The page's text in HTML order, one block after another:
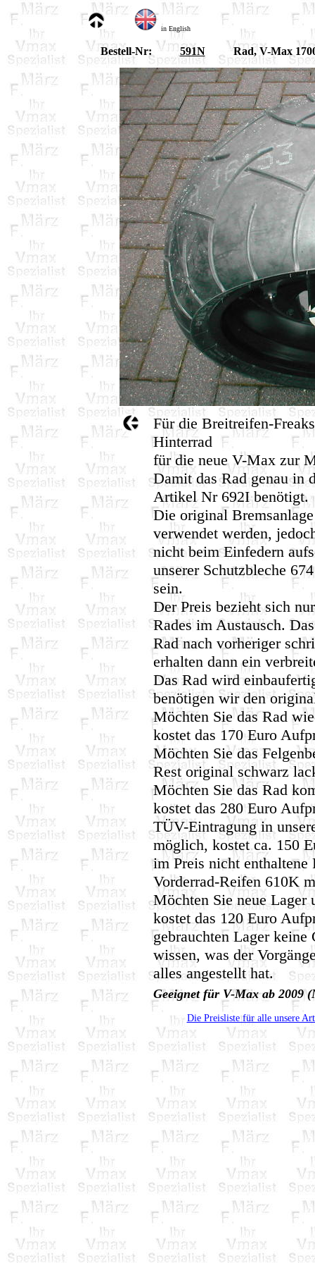
in English
Bestell-Nr: 591N Rad, V-Max
Für die Breitreifen-
Hinterrad
für die neue V-Max zur
Damit das Rad genau in
Artikel Nr 692I benötigt.
Die original
verwendet werden,
nicht beim Einfedern
unserer Schutzbleche
sein.
Der Preis bezieht sich
Rades im Austausch.
Rad nach vorheriger
erhalten dann ein
Das Rad wird
benötigen wir den
Möchten Sie das Rad
kostet das 170 Euro
Möchten Sie das
Rest original schwarz
Möchten Sie das Rad
kostet das 280 Euro
TÜV-Eintragung in
möglich, kostet ca. 150
im Preis nicht
Vorderrad-Reifen 610K
Möchten Sie neue Lager
kostet das 120 Euro
gebrauchten Lager
wissen, was der
alles angestellt hat.
Geeignet für V-Max ab 2009
Die Preisliste für alle unsere